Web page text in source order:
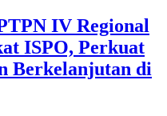
IV Regional
ISPO, Perkuat
Berkelanjutan di